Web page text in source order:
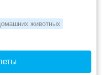
животных